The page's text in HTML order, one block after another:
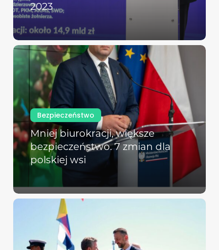
2023
Bezpieczeństwo
Mniej biurokracji, większe
bezpieczeństwo. 7 zmian dla
polskiej wsi